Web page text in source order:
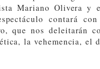
Mariano Olivera y
contará
que nos deleitarán
la vehemencia, el